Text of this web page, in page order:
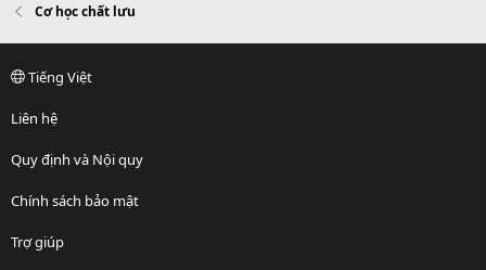
Cơ học chất lưu
Tiếng Việt
Liên hệ
Quy định và Nội quy
Chính sách bảo mật
Trợ giúp